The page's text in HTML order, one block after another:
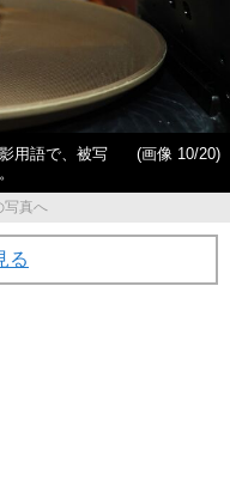
用語で、被写
(画像 10/20)
写真へ
る